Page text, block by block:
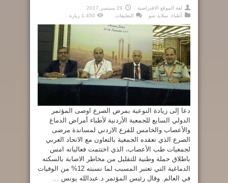
لغة الموقع الافتراضية
29 سبتمبر,2017
أطباء, سلايد شو التعليقات
الدماغ
والاعصاب
للتقليل
من
مخاطر
السكتات
الدماغية
مغلقة
1,450 زيارة
دعا إلى زيادة التوعية بمرض الصرع اوصى المؤتمر
الدولي السابع للجمعية الأردنية لأطباء أمراض الدماغ
والأعصاب والخامس للفرع الاردني لمساندة مرضى
الصرع الذي تعقده الجمعية بالتعاون مع الاتحاد العربي
لجمعيات طب الأعصاب، الذي اختتمت فعالياته امس
باطلاق حملة وطنية للتقليل من مخاطر الاصابة بالسكته
الدماغية التي تعتبر المسبب لما نسبته 12% من الوفيات
في العالم. وقال رئيس المؤتمر د.عبدالله يونس ...